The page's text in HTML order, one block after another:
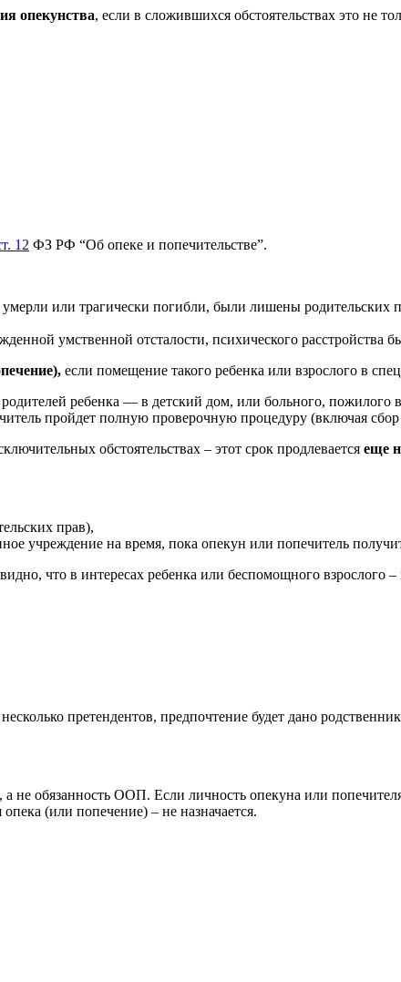
опекунства, если в сложившихся обстоятельствах это не
12 ФЗ РФ “Об опеке и попечительстве”.
умерли или трагически погибли, были лишены
умственной отсталости, психического расстройства
если помещение такого ребенка или взрослого в
ребенка — в детский дом, или больного, пожилого
пройдет полную проверочную процедуру (включая
обстоятельствах – этот срок продлевается еще
прав),
учреждение на время, пока опекун или попечитель
что в интересах ребенка или беспомощного взрослого
претендентов, предпочтение будет дано
не обязанность ООП. Если личность опекуна или
(или попечение) – не назначается.